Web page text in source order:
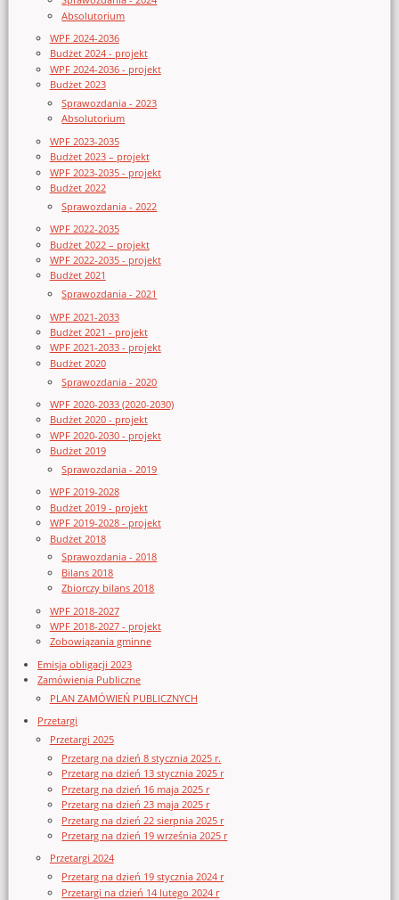
Absolutorium
WPF 2024-2036
Budżet 2024 - projekt
WPF 2024-2036 - projekt
Budżet 2023
Sprawozdania - 2023
Absolutorium
WPF 2023-2035
Budżet 2023 – projekt
WPF 2023-2035 - projekt
Budżet 2022
Sprawozdania - 2022
WPF 2022-2035
Budżet 2022 – projekt
WPF 2022-2035 - projekt
Budżet 2021
Sprawozdania - 2021
WPF 2021-2033
Budżet 2021 - projekt
WPF 2021-2033 - projekt
Budżet 2020
Sprawozdania - 2020
WPF 2020-2033 (2020-2030)
Budżet 2020 - projekt
WPF 2020-2030 - projekt
Budżet 2019
Sprawozdania - 2019
WPF 2019-2028
Budżet 2019 - projekt
WPF 2019-2028 - projekt
Budżet 2018
Sprawozdania - 2018
Bilans 2018
Zbiorczy bilans 2018
WPF 2018-2027
WPF 2018-2027 - projekt
Zobowiązania gminne
Emisja obligacji 2023
Zamówienia Publiczne
PLAN ZAMÓWIEŃ PUBLICZNYCH
Przetargi
Przetargi 2025
Przetarg na dzień 8 stycznia 2025 r.
Przetarg na dzień 13 stycznia 2025 r
Przetarg na dzień 16 maja 2025 r
Przetarg na dzień 23 maja 2025 r
Przetarg na dzień 22 sierpnia 2025 r
Przetarg na dzień 19 września 2025 r
Przetargi 2024
Przetarg na dzień 19 stycznia 2024 r
Przetargi na dzień 14 lutego 2024 r